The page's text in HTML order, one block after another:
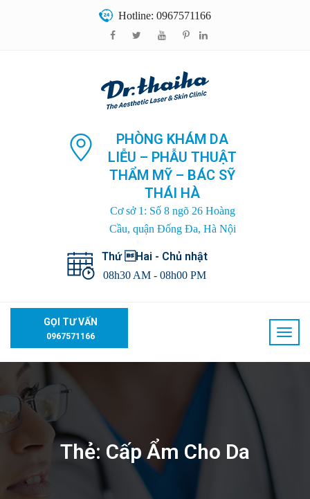
Hotline: 0967571166
PHÒNG KHÁM DA
LIỄU – PHẪU THUẬT
THẨM MỸ – BÁC SỸ
THÁI HÀ
Cơ sở 1: Số 8 ngõ 26 Hoàng
Cầu, quận Đống Đa, Hà Nội
Thứ Hai - Chủ nhật
08h30 AM - 08h00 PM
GỌI TƯ VẤN
0967571166
Thẻ: Cấp Ẩm Cho Da